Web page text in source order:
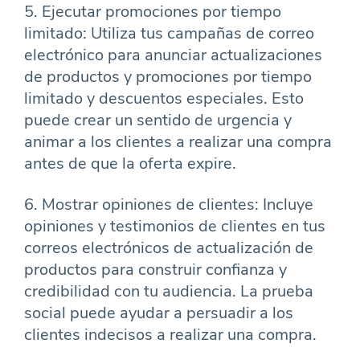
5. Ejecutar promociones por tiempo
limitado: Utiliza tus campañas de correo
electrónico para anunciar actualizaciones
de productos y promociones por tiempo
limitado y descuentos especiales. Esto
puede crear un sentido de urgencia y
animar a los clientes a realizar una compra
antes de que la oferta expire.
6. Mostrar opiniones de clientes: Incluye
opiniones y testimonios de clientes en tus
correos electrónicos de actualización de
productos para construir confianza y
credibilidad con tu audiencia. La prueba
social puede ayudar a persuadir a los
clientes indecisos a realizar una compra.